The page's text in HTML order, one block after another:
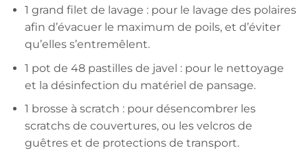
1 grand filet de lavage : pour le lavage des polaires
afin d’évacuer le maximum de poils, et d’éviter
qu’elles s’entremêlent.
1 pot de 48 pastilles de javel : pour le nettoyage
et la désinfection du matériel de pansage.
1 brosse à scratch : pour désencombrer les
scratchs de couvertures, ou les velcros de
guêtres et de protections de transport.